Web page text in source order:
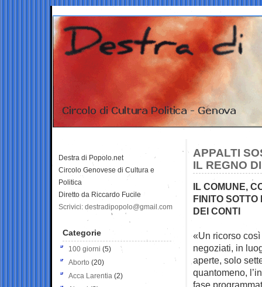
APPALTI
IL REGNO
IL COMUNE,
FINITO
DEI CONTI
«Un ricorso
negoziati, in
aperte, solo
quantomeno,
fase
Destra di Popolo.net
Circolo Genovese di Cultura e
Politica
Diretto da Riccardo Fucile
Scrivici: destradipopolo@gmail.com
Categorie
100 giorni (5)
Aborto (20)
Acca Larentia (2)